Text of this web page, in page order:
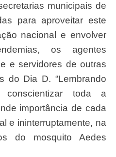
municipais de
para aproveitar este
nacional e envolver
os agentes
e servidores de outras
do Dia D. “Lembrando
toda a
importância de cada
e ininterruptamente, na
do mosquito Aedes